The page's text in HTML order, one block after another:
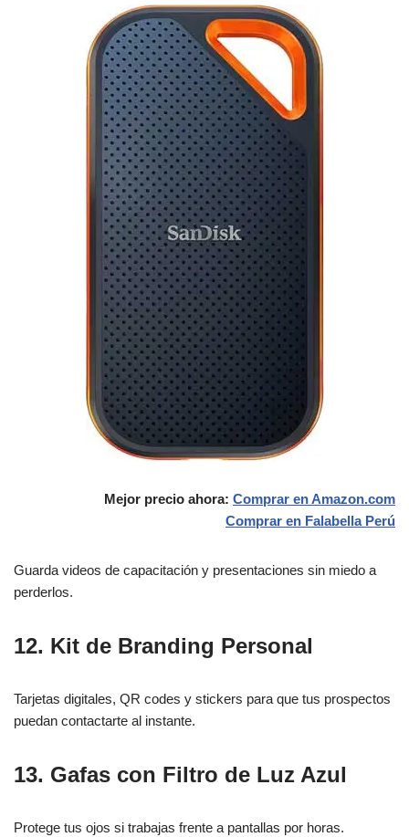
Mejor precio ahora: Comprar en Amazon.com
Comprar en Falabella Perú
Guarda videos de capacitación y presentaciones sin miedo a
perderlos.
12. Kit de Branding Personal
Tarjetas digitales, QR codes y stickers para que tus prospectos
puedan contactarte al instante.
13. Gafas con Filtro de Luz Azul
Protege tus ojos si trabajas frente a pantallas por horas.